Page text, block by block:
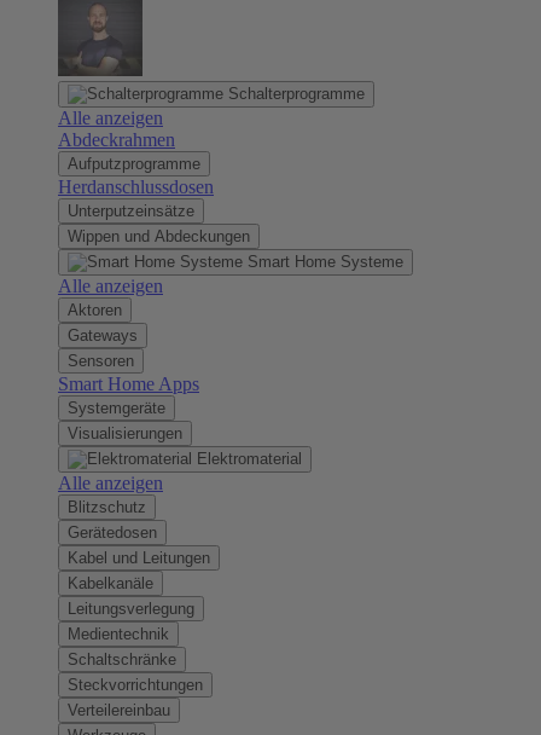
Schalterprogramme
Alle anzeigen
Abdeckrahmen
Aufputzprogramme
Herdanschlussdosen
Unterputzeinsätze
Wippen und Abdeckungen
Smart Home Systeme
Alle anzeigen
Aktoren
Gateways
Sensoren
Smart Home Apps
Systemgeräte
Visualisierungen
Elektromaterial
Alle anzeigen
Blitzschutz
Gerätedosen
Kabel und Leitungen
Kabelkanäle
Leitungsverlegung
Medientechnik
Schaltschränke
Steckvorrichtungen
Verteilereinbau